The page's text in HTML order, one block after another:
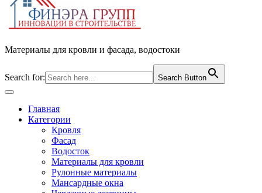
Материалы для кровли и фасада, водостоки
Search for: Search Button
Open
ButtonГлавная
Категории
Кровля
Фасад
Водосток
Материалы для кровли
Рулонные материалы
Мансардные окна